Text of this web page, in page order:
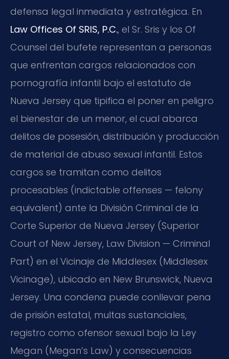
defensa legal inmediata y estratégica. En
Law Offices Of SRIS, P.C., el Sr. Sris y los Of
Counsel del bufete representan a personas
que enfrentan cargos relacionados con
pornografía infantil bajo el estatuto de
Nueva Jersey que tipifica el poner en peligro
el bienestar de un menor, el cual abarca
delitos de posesión, distribución y producción
de material de abuso sexual infantil. Estos
cargos se tramitan como delitos
procesables (indictable offenses — felony
equivalent) ante la División Criminal de la
Corte Superior de Nueva Jersey (Superior
Court of New Jersey, Law Division — Criminal
Part) en el Vicinaje de Middlesex (Middlesex
Vicinage), ubicado en New Brunswick, Nueva
Jersey. Una condena puede conllevar pena
de prisión estatal, multas sustanciales,
registro como ofensor sexual bajo la Ley
Megan (Megan’s Law) y consecuencias